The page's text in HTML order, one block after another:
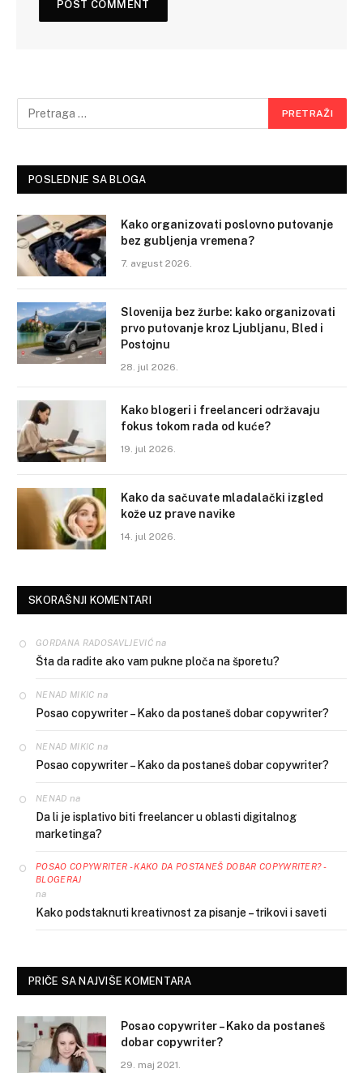
POSLEDNJE SA BLOGA
Kako organizovati poslovno putovanje
bez gubljenja vremena?
7. avgust 2026.
Slovenija bez žurbe: kako organizovati
prvo putovanje kroz Ljubljanu, Bled i
Postojnu
28. jul 2026.
Kako blogeri i freelanceri održavaju
fokus tokom rada od kuće?
19. jul 2026.
Kako da sačuvate mladalački izgled
kože uz prave navike
14. jul 2026.
SKORAŠNJI KOMENTARI
GORDANA RADOSAVLJEVIĆna
Šta da radite ako vam pukne ploča na šporetu?
NENAD MIKIC na
Posao copywriter – Kako da postaneš dobar copywriter?
NENAD MIKIC na
Posao copywriter – Kako da postaneš dobar copywriter?
NENAD na
Da li je isplativo biti freelancer u oblasti digitalnog
marketinga?
POSAO COPYWRITER - KAKO DA POSTANEŠ DOBAR COPYWRITER? -
BLOGERAJ
na
Kako podstaknuti kreativnost za pisanje – trikovi i saveti
PRIČE SA NAJVIŠE KOMENTARA
Posao copywriter – Kako da postaneš
dobar copywriter?
29. maj 2021.